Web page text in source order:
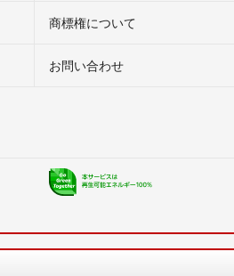
商標権について
お問い合わせ